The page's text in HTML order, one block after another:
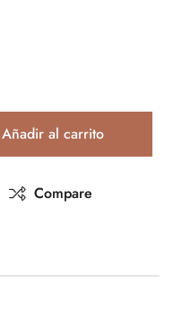
Añadir al carrito
Compare